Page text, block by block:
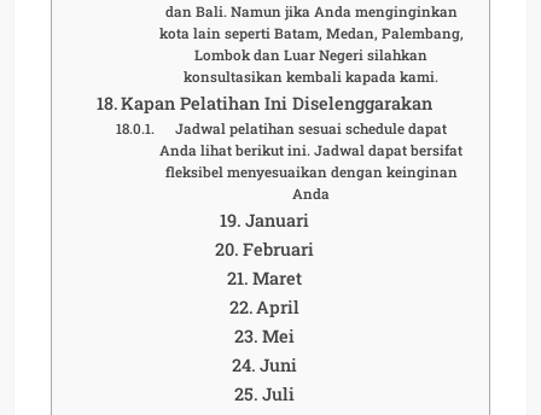
dan Bali. Namun jika Anda menginginkan
kota lain seperti Batam, Medan, Palembang,
Lombok dan Luar Negeri silahkan
konsultasikan kembali kapada kami.
Kapan Pelatihan Ini Diselenggarakan
Jadwal pelatihan sesuai schedule dapat
Anda lihat berikut ini. Jadwal dapat bersifat
fleksibel menyesuaikan dengan keinginan
Anda
Januari
Februari
Maret
April
Mei
Juni
Juli